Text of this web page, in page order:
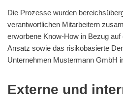
Die Prozesse wurden
verantwortlichen Mitarbeitern
erworbene Know-How in Bezug
Ansatz sowie das risikobasierte
Unternehmen Mustermann GmbH
Externe und